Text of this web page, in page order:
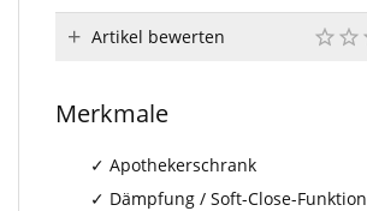
Artikel bewerten
Merkmale
Apothekerschrank
Dämpfung / Soft-Close-Funktion